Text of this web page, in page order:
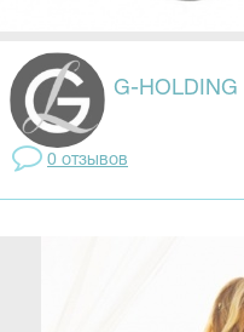
G-HOLDING
0 отзывов